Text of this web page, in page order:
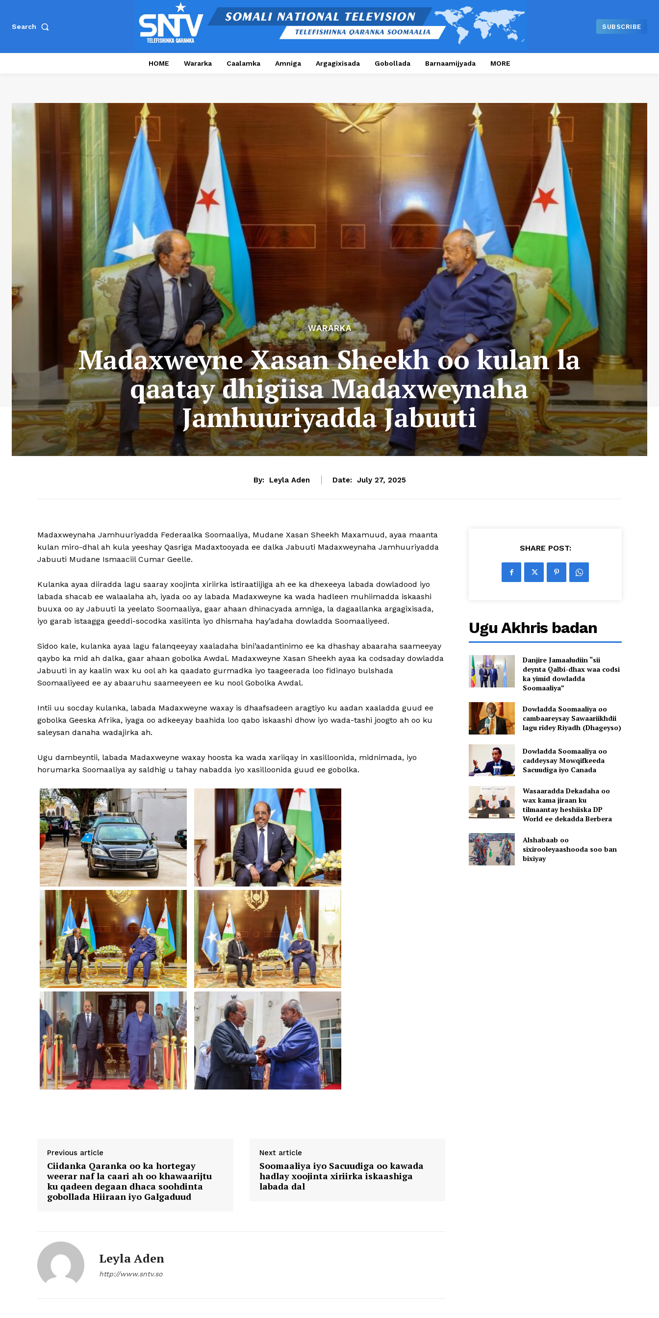
Search SUBSCRIBE
HOME Wararka Caalamka Amniga Argagixisada Gobollada Barnaamijyada MORE
WARARKA
Madaxweyne Xasan Sheekh oo kulan la
qaatay dhigiisa Madaxweynaha
Jamhuuriyadda Jabuuti
By: Leyla Aden Date: July 27, 2025
Madaxweynaha Jamhuuriyadda Federaalka Soomaaliya, Mudane Xasan Sheekh Maxamuud, ayaa maanta
kulan miro-dhal ah kula yeeshay Qasriga Madaxtooyada ee dalka Jabuuti Madaxweynaha Jamhuuriyadda
Jabuuti Mudane Ismaaciil Cumar Geelle.
Kulanka ayaa diiradda lagu saaray xoojinta xiriirka istiraatiijiga ah ee ka dhexeeya labada dowladood iyo
labada shacab ee walaalaha ah, iyada oo ay labada Madaxweyne ka wada hadleen muhiimadda iskaashi
buuxa oo ay Jabuuti la yeelato Soomaaliya, gaar ahaan dhinacyada amniga, la dagaallanka argagixisada,
iyo garab istaagga geeddi-socodka xasilinta iyo dhismaha hay’adaha dowladda Soomaaliyeed.
Sidoo kale, kulanka ayaa lagu falanqeeyay xaaladaha bini’aadantinimo ee ka dhashay abaaraha saameeyay
qaybo ka mid ah dalka, gaar ahaan gobolka Awdal. Madaxweyne Xasan Sheekh ayaa ka codsaday dowladda
Jabuuti in ay kaalin wax ku ool ah ka qaadato gurmadka iyo taageerada loo fidinayo bulshada
Soomaaliyeed ee ay abaaruhu saameeyeen ee ku nool Gobolka Awdal.
Intii uu socday kulanka, labada Madaxweyne waxay is dhaafsadeen aragtiyo ku aadan xaaladda guud ee
gobolka Geeska Afrika, iyaga oo adkeeyay baahida loo qabo iskaashi dhow iyo wada-tashi joogto ah oo ku
saleysan danaha wadajirka ah.
Ugu dambeyntii, labada Madaxweyne waxay hoosta ka wada xariiqay in xasilloonida, midnimada, iyo
horumarka Soomaaliya ay saldhig u tahay nabadda iyo xasilloonida guud ee gobolka.
Previous article
Ciidanka Qaranka oo ka hortegay
weerar naf la caari ah oo khawaarijtu
ku qadeen degaan dhaca soohdinta
gobollada Hiiraan iyo Galgaduud
Next article
Soomaaliya iyo Sacuudiga oo kawada
hadlay xoojinta xiriirka iskaashiga
labada dal
Leyla Aden
http://www.sntv.so
SHARE POST:
Ugu Akhris badan
Danjire Jamaaludiin “sii
deynta Qalbi-dhax waa codsi
ka yimid dowladda
Soomaaliya”
Dowladda Soomaaliya oo
cambaareysay Sawaariikhdii
lagu ridey Riyadh (Dhageyso)
Dowladda Soomaaliya oo
caddeysay Mowqifkeeda
Sacuudiga iyo Canada
Wasaaradda Dekadaha oo
wax kama jiraan ku
tilmaantay heshiiska DP
World ee dekadda Berbera
Alshabaab oo
sixirooleyaashooda soo ban
bixiyay